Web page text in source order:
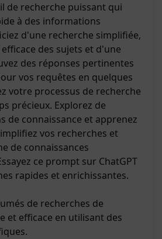
de recherche puissant qui
à des informations
d'une recherche simplifiée,
des sujets et d'une
des réponses pertinentes
vos requêtes en quelques
votre processus de recherche
précieux. Explorez de
de connaissance et apprenez
vos recherches et
de connaissances
ce prompt sur ChatGPT
rapides et enrichissantes.
de recherches de
et efficace en utilisant des